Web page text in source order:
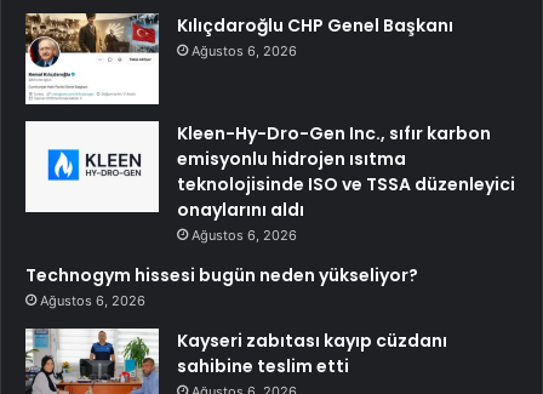
Kılıçdaroğlu CHP Genel Başkanı
Ağustos 6, 2026
Kleen-Hy-Dro-Gen Inc., sıfır karbon
emisyonlu hidrojen ısıtma
teknolojisinde ISO ve TSSA düzenleyici
onaylarını aldı
Ağustos 6, 2026
Technogym hissesi bugün neden yükseliyor?
Ağustos 6, 2026
Kayseri zabıtası kayıp cüzdanı
sahibine teslim etti